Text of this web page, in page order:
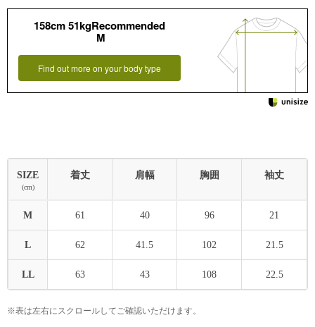
158cm 51kgRecommended
M
Find out more on your body type
SIZE
(cm)
着丈 肩幅 胸囲 袖丈
M 61 40 96 21
L 62 41.5 102 21.5
LL 63 43 108 22.5
※表は左右にスクロールしてご確認いただけます。